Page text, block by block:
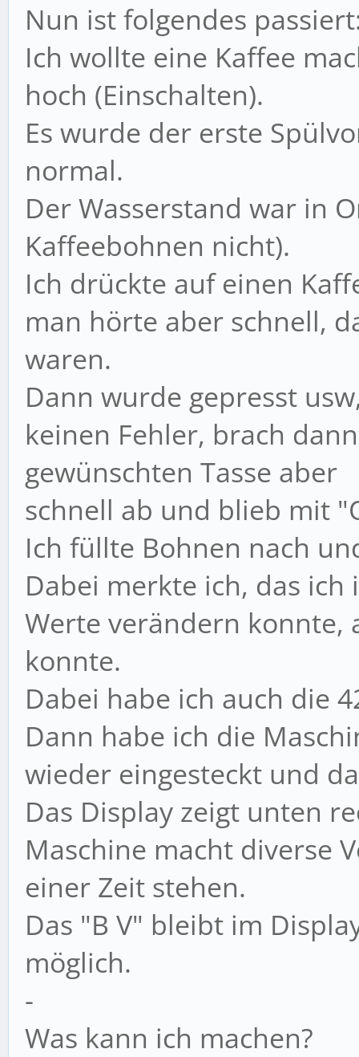
Nun ist folgendes
Ich wollte eine Kaffee
hoch (Einschalten).
Es wurde der erste
normal.
Der Wasserstand war in
Kaffeebohnen nicht).
Ich drückte auf einen
man hörte aber schnell,
waren.
Dann wurde gepresst
keinen Fehler, brach
gewünschten Tasse aber
schnell ab und blieb mit
Ich füllte Bohnen nach
Dabei merkte ich, das
Werte verändern konnte,
konnte.
Dabei habe ich auch die
Dann habe ich die
wieder eingesteckt und
Das Display zeigt unten
Maschine macht diverse
einer Zeit stehen.
Das "B V" bleibt im
möglich.
-
Was kann ich machen?